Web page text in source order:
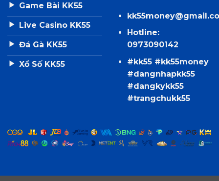
Game Bài KK55
Live Casino KK55
Đá Gà KK55
Xổ Số KK55
Hotline:
0973090142
#kk55 #kk55money
#dangnhapkk55
#dangkykk55
#trangchukk55